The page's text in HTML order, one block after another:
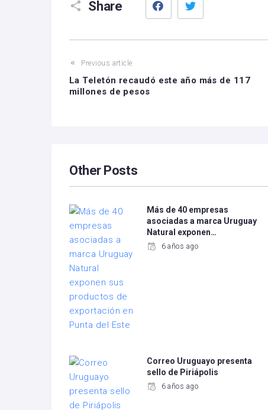
Share
Previous article
La Teletón recaudó este año más de 117
millones de pesos
Other Posts
Más de 40 empresas
asociadas a marca Uruguay
Natural exponen…
6 años ago
Correo Uruguayo presenta
sello de Piriápolis
6 años ago